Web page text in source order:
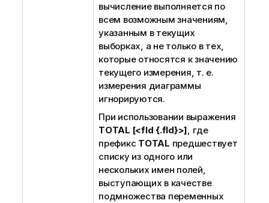
вычисление выполняется по
всем возможным значениям,
указанным в текущих
выборках, а не только в тех,
которые относятся к значению
текущего измерения, т. е.
измерения диаграммы
игнорируются.
При использовании выражения
TOTAL [<fld {.fld}>], где
префикс TOTAL предшествует
списку из одного или
нескольких имен полей,
выступающих в качестве
подмножества переменных